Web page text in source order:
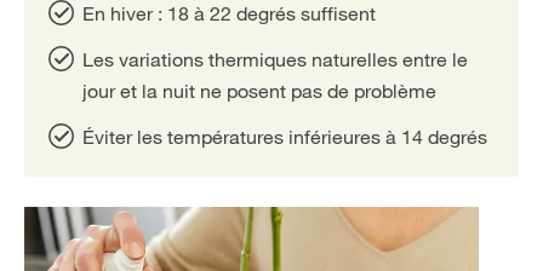
En hiver : 18 à 22 degrés suffisent
Les variations thermiques naturelles entre le
jour et la nuit ne posent pas de problème
Éviter les températures inférieures à 14 degrés